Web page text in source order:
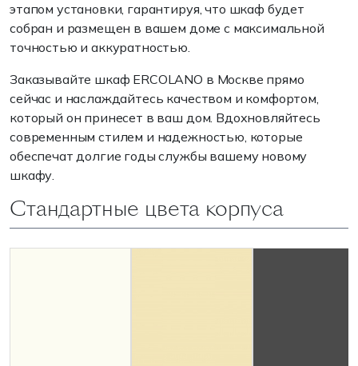
этапом установки, гарантируя, что шкаф будет
собран и размещен в вашем доме с максимальной
точностью и аккуратностью.
Заказывайте шкаф ERCOLANO в Москве прямо
сейчас и наслаждайтесь качеством и комфортом,
который он принесет в ваш дом. Вдохновляйтесь
современным стилем и надежностью, которые
обеспечат долгие годы службы вашему новому
шкафу.
Стандартные цвета корпуса